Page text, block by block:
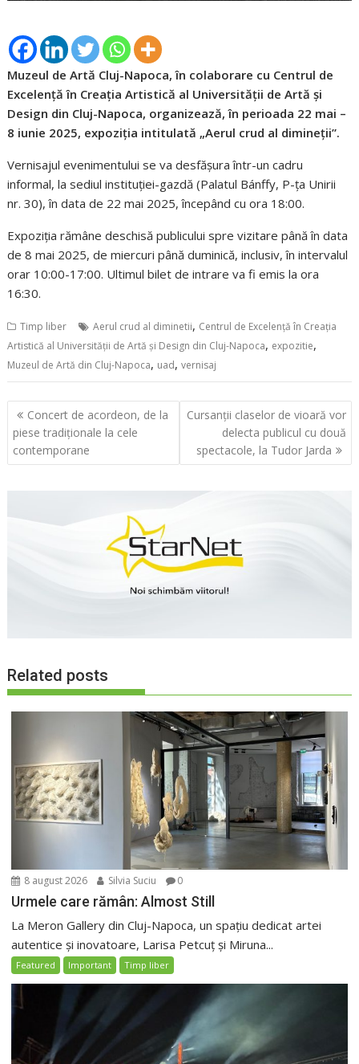
Muzeul de Artă Cluj-Napoca, în colaborare cu Centrul de
Excelență în Creația Artistică al Universității de Artă și
Design din Cluj-Napoca, organizează, în perioada 22 mai –
8 iunie 2025, expoziția intitulată „Aerul crud al dimineții”.
Vernisajul evenimentului se va desfășura într-un cadru
informal, la sediul instituției-gazdă (Palatul Bánffy, P-ța Unirii
nr. 30), în data de 22 mai 2025, începând cu ora 18:00.
Expoziția rămâne deschisă publicului spre vizitare până în data
de 8 mai 2025, de miercuri până duminică, inclusiv, în intervalul
orar 10:00-17:00. Ultimul bilet de intrare va fi emis la ora
16:30.
Timp liber Aerul crud al diminetii, Centrul de Excelență în Creația
Artistică al Universității de Artă și Design din Cluj-Napoca, expozitie,
Muzeul de Artă din Cluj-Napoca, uad,vernisaj
Navigare
în
articole
Concert de acordeon, de la
piese tradiționale la cele
contemporane
Cursanții claselor de vioară vor
delecta publicul cu două
spectacole, la Tudor Jarda
Related posts
8 august 2026 Silvia Suciu 0
Urmele care rămân: Almost Still
La Meron Gallery din Cluj-Napoca, un spațiu dedicat artei
autentice și inovatoare, Larisa Petcuț și Miruna...
Featured Important Timp liber